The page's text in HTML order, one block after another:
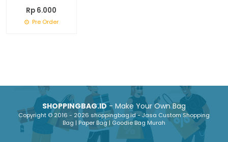
Rp 6.000
Pre Order
SHOPPINGBAG.ID- Make Your Own Bag
Copyright © 2016 - 2026 shoppingbag.id - Jasa Custom Shopping
Bag | Paper Bag | Goodie Bag Murah